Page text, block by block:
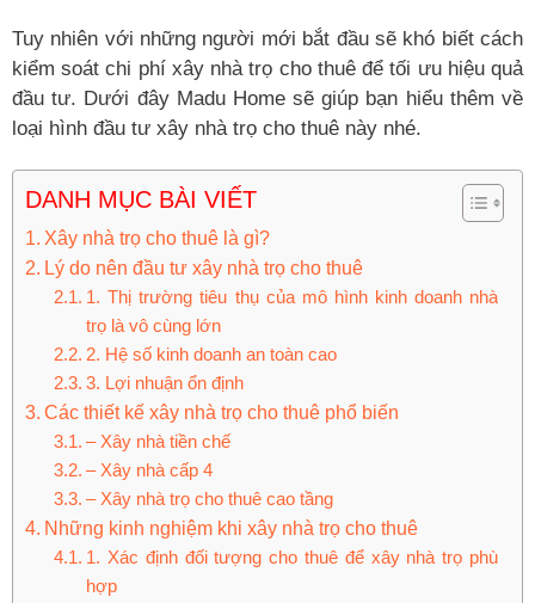
Tuy nhiên với những người mới bắt đầu sẽ khó biết cách
kiểm soát chi phí xây nhà trọ cho thuê để tối ưu hiệu quả
đầu tư. Dưới đây Madu Home sẽ giúp bạn hiểu thêm về
loại hình đầu tư xây nhà trọ cho thuê này nhé.
DANH MỤC BÀI VIẾT
Xây nhà trọ cho thuê là gì?
Lý do nên đầu tư xây nhà trọ cho thuê
1. Thị trường tiêu thụ của mô hình kinh doanh nhà
trọ là vô cùng lớn
2. Hệ số kinh doanh an toàn cao
3. Lợi nhuận ổn định
Các thiết kế xây nhà trọ cho thuê phổ biến
– Xây nhà tiền chế
– Xây nhà cấp 4
– Xây nhà trọ cho thuê cao tầng
Những kinh nghiệm khi xây nhà trọ cho thuê
1. Xác định đối tượng cho thuê để xây nhà trọ phù
hợp